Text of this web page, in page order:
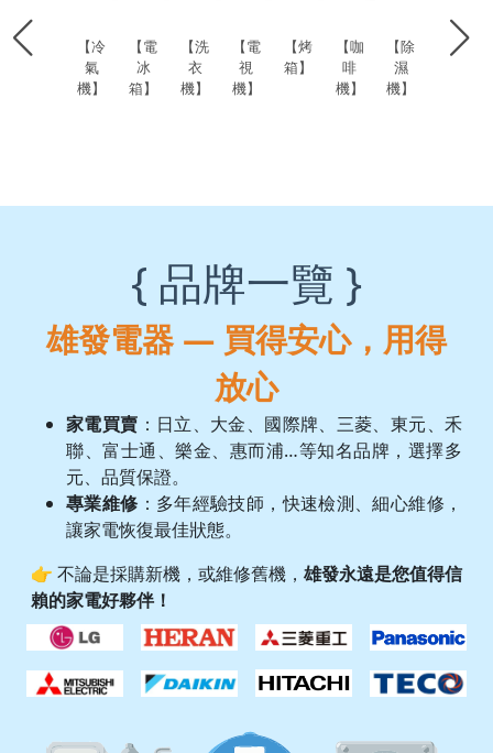
【冷
氣
機】
【電
冰
箱】
【洗
衣
機】
【電
視
機】
【烤
箱】
【咖
啡
機】
【除
濕
機】
{ 品牌一覽 }
雄發電器 — 買得安心，用得
放心
家電買賣 ：日立、大金、國際牌、三菱、東元、禾
聯、富士通、樂金、惠而浦…等知名品牌，選擇多
元、品質保證。
專業維修 ：多年經驗技師，快速檢測、細心維修，
讓家電恢復最佳狀態。
👉 不論是採購新機，或維修舊機， 雄發永遠是您值得信
賴的家電好夥伴！